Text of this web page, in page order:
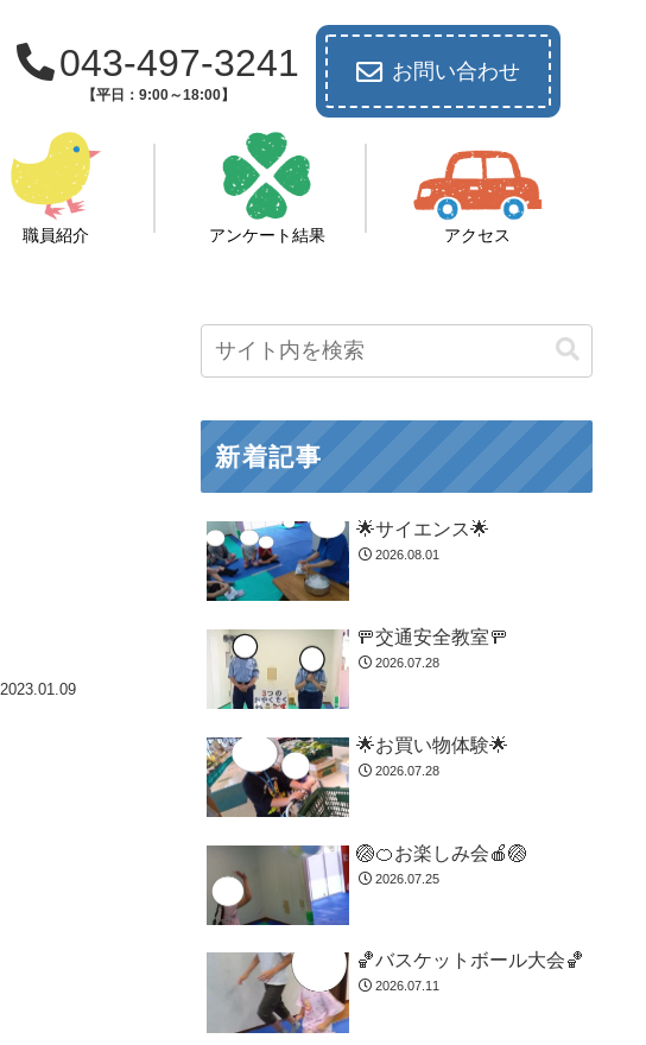
043-497-3241
【平日：9:00～18:00】
お問い合わせ
職員紹介 アンケート結果 アクセス
2023.01.09
新着記事
🌟サイエンス🌟
2026.08.01
🚥交通安全教室🚥
2026.07.28
🌟お買い物体験🌟
2026.07.28
🏐🍊お楽しみ会🍎🏐
2026.07.25
🏀バスケットボール大会🏀
2026.07.11